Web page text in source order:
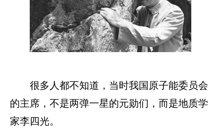
很多人都不知道，当时我国原子能委员会
的主席，不是两弹一星的元勋们，而是地质学
家李四光。